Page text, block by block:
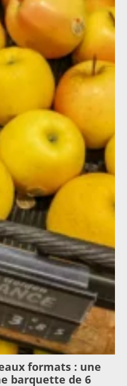
formats : une
barquette de 6